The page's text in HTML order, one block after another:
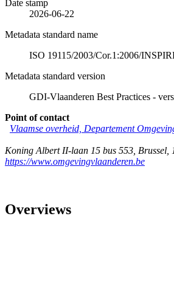
Date stamp
2026-06-22
Metadata standard name
ISO 19115/2003/Cor.1:2006/
Metadata standard version
GDI-Vlaanderen Best Practices -
Point of contact
Vlaamse overheid, Departement
Koning Albert II-laan 15 bus 553 Brussel
https://www.omgevingvlaanderen.be
Overviews